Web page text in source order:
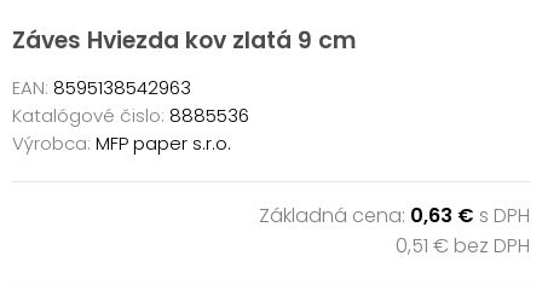
Záves Hviezda kov zlatá 9 cm
EAN: 8595138542963
Katalógové čislo: 8885536
Výrobca: MFP paper s.r.o.
Základná cena: 0,63 € s DPH
0,51 € bez DPH